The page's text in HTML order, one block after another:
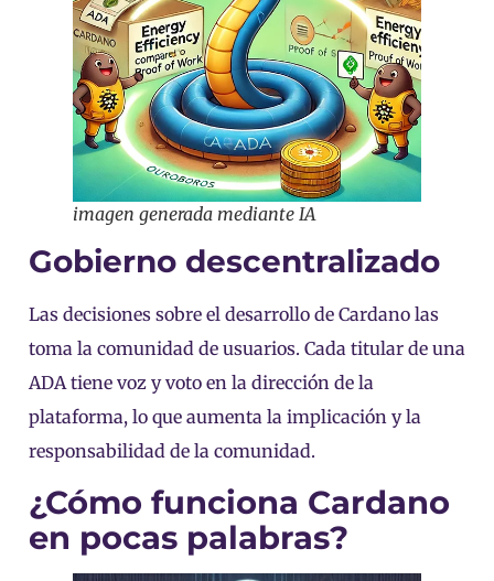
imagen generada mediante IA
Gobierno descentralizado
Las decisiones sobre el desarrollo de Cardano las
toma la comunidad de usuarios. Cada titular de una
ADA tiene voz y voto en la dirección de la
plataforma, lo que aumenta la implicación y la
responsabilidad de la comunidad.
¿Cómo funciona Cardano
en pocas palabras?